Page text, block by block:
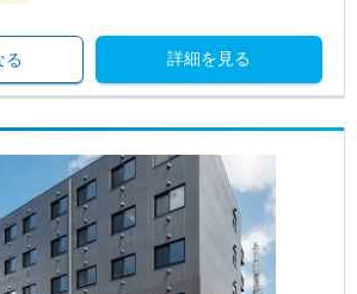
詳細を見る
る